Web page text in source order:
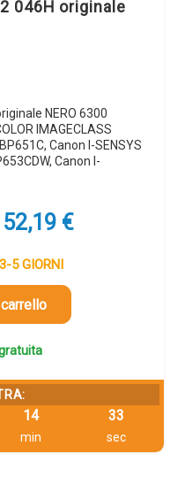
046H originale
NERO 6300
IMAGECLASS
Canon I-SENSYS
Canon I-
€.
€Il
5 GIORNI
14
min
32
sec